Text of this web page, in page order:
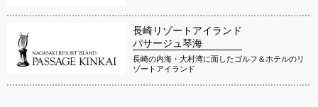
長崎リゾートアイランド
パサージュ琴海
長崎の内海・大村湾に面したゴルフ＆ホテルのリ
ゾートアイランド